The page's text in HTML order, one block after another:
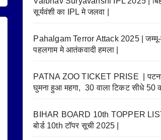
सूर्यवंशी का IPL मे जलवा |
Pahalgam Terror Attack 2025 |
पहलगाम मे आतंकवादी हमला |
PATNA ZOO TICKET PRISE | पटना
घुमना हुआ महगा, 30 वाला टिकट सीधे 50
BIHAR BOARD 10th TOPPER
बोर्ड 10th टॉपर सूची 2025 |